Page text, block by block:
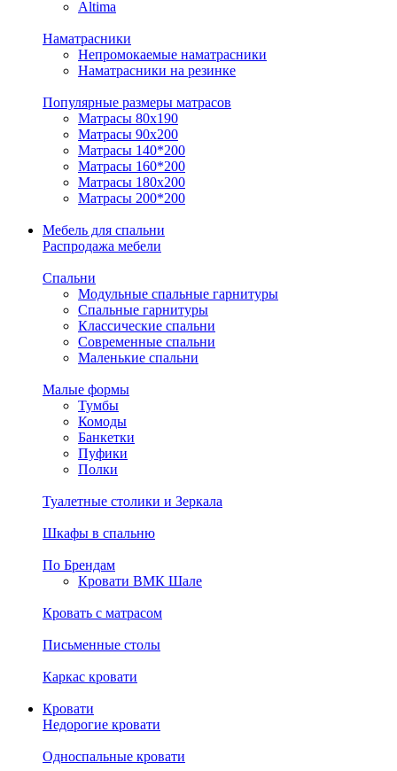
Altima
Наматрасники
Непромокаемые наматрасники
Наматрасники на резинке
Популярные размеры матрасов
Матрасы 80x190
Матрасы 90x200
Матрасы 140*200
Матрасы 160*200
Матрасы 180x200
Матрасы 200*200
Мебель для спальни
Распродажа мебели
Спальни
Модульные спальные гарнитуры
Спальные гарнитуры
Классические спальни
Современные спальни
Маленькие спальни
Малые формы
Тумбы
Комоды
Банкетки
Пуфики
Полки
Туалетные столики и Зеркала
Шкафы в спальню
По Брендам
Кровати ВМК Шале
Кровать с матрасом
Письменные столы
Каркас кровати
Кровати
Недорогие кровати
Односпальные кровати